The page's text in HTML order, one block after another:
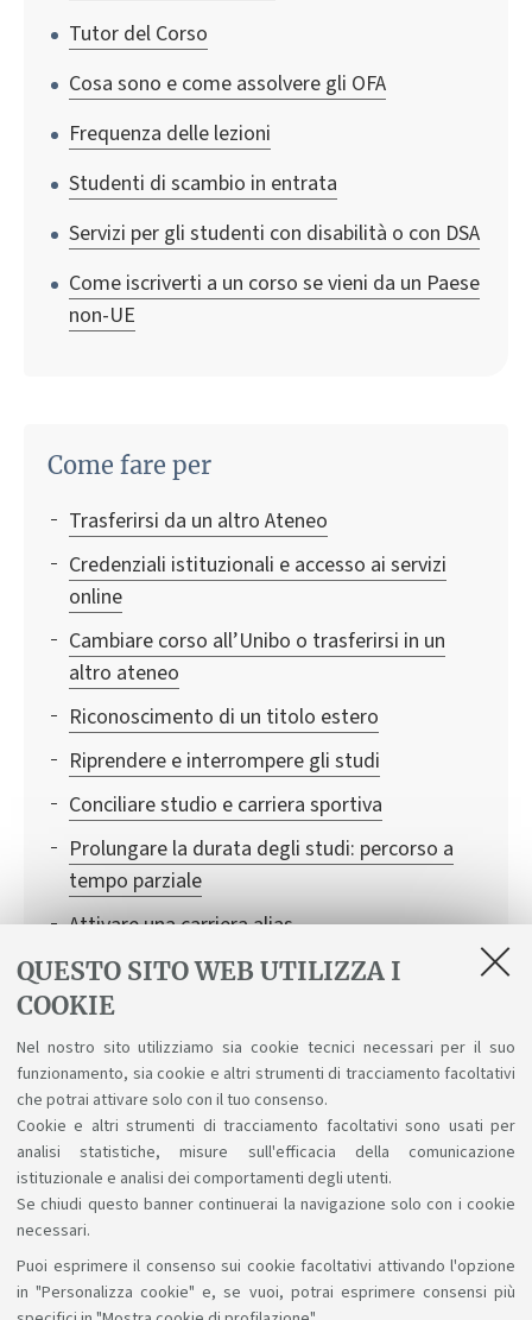
QUESTO SITO WEB UTILIZZA I
COOKIE
Nel nostro sito utilizziamo sia cookie tecnici necessari per il suo
funzionamento, sia cookie e altri strumenti di tracciamento facoltativi
che potrai attivare solo con il tuo consenso.
Cookie e altri strumenti di tracciamento facoltativi sono usati per
analisi statistiche, misure sull'efficacia della comunicazione
istituzionale e analisi dei comportamenti degli utenti.
Se chiudi questo banner continuerai la navigazione solo con i cookie
necessari.
Puoi esprimere il consenso sui cookie facoltativi attivando l'opzione
in "Personalizza cookie" e, se vuoi, potrai esprimere consensi più
Tutor del Corso
Cosa sono e come assolvere gli OFA
Frequenza delle lezioni
Studenti di scambio in entrata
Servizi per gli studenti con disabilità o con DSA
Come iscriverti a un corso se vieni da un Paese
non-UE
Come fare per
Trasferirsi da un altro Ateneo
Credenziali istituzionali e accesso ai servizi
online
Cambiare corso all’Unibo o trasferirsi in un
altro ateneo
Riconoscimento di un titolo estero
Riprendere e interrompere gli studi
Conciliare studio e carriera sportiva
Prolungare la durata degli studi: percorso a
tempo parziale
Attivare una carriera alias
Iscriversi a singole attività formative
Conciliare studio e lavoro
AlmaMathematica
Riconoscimento crediti
Sosteniamo il diritto alla conoscenza